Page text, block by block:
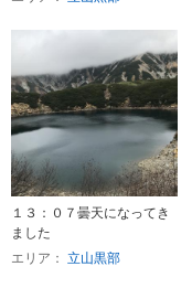
１３：０７曇天になってき
ました
エリア： 立山黒部